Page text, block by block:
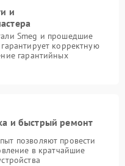
и
Smeg и прошедшие
корректную
гарантийных
и быстрый ремонт
позволяют провести
в кратчайшие